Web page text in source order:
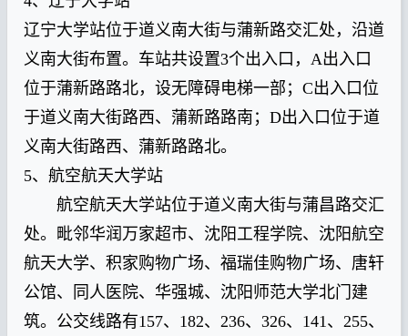
辽宁大学站位于道义南大街与蒲新路交汇处，沿道
义南大街布置。车站共设置3个出入口，A出入口
位于蒲新路路北，设无障碍电梯一部；C出入口位
于道义南大街路西、蒲新路路南；D出入口位于道
义南大街路西、蒲新路路北。
5、航空航天大学站
航空航天大学站位于道义南大街与蒲昌路交汇
处。毗邻华润万家超市、沈阳工程学院、沈阳航空
航天大学、积家购物广场、福瑞佳购物广场、唐轩
公馆、同人医院、华强城、沈阳师范大学北门建
筑。公交线路有157、182、236、326、141、255、